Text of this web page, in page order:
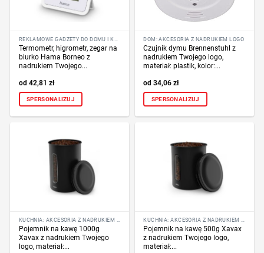
REKLAMOWE GADŻETY DO DOMU I KUCHNI
Termometr, higrometr, zegar na
biurko Hama Borneo z
nadrukiem Twojego...
42,81 zł
SPERSONALIZUJ
DOM: AKCESORIA Z NADRUKIEM LOGO
Czujnik dymu Brennenstuhl z
nadrukiem Twojego logo,
materiał: plastik, kolor:...
34,06zł
SPERSONALIZUJ
KUCHNIA: AKCESORIA Z NADRUKIEM LOGO
Pojemnik na kawę 1000g
Xavax z nadrukiem Twojego
logo, materiał:...
KUCHNIA: AKCESORIA Z NADRUKIEM LOGO
Pojemnik na kawę 500g Xavax
z nadrukiem Twojego logo,
materiał:...